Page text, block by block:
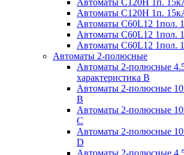
Автоматы С120H 1п.
Автоматы С60L12 1пол.
Автоматы С60L12 1пол.
Автоматы С60L12 1пол.
Автоматы 2-полюсные
Автоматы 2-полюсные
характеристика В
Автоматы 2-полюсные
B
Автоматы 2-полюсные
C
Автоматы 2-полюсные
D
Автоматы 2-полюсные